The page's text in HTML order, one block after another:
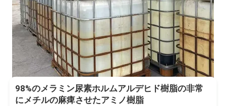
98%のメラミン尿素ホルムアルデヒド樹脂の非常
にメチルの麻痺させたアミノ樹脂